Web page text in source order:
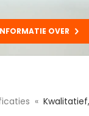
OVER
«